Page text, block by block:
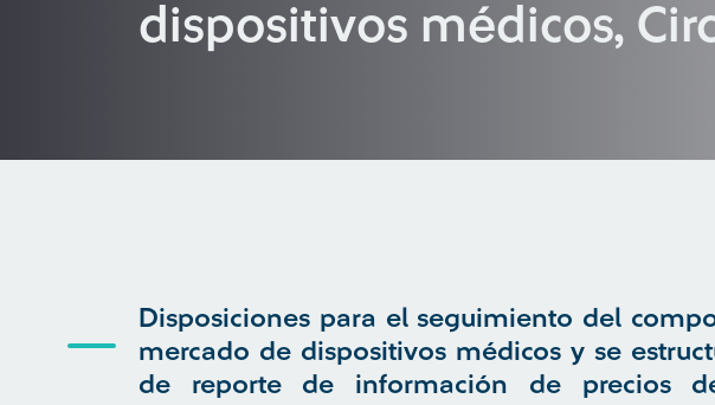
dispositivos médicos,
Disposiciones para el seguimiento del
mercado de dispositivos médicos y se
de reporte de información de precios